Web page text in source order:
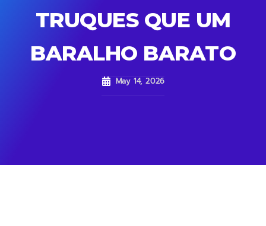
TRUQUES QUE UM
BARALHO BARATO
May 14, 2026